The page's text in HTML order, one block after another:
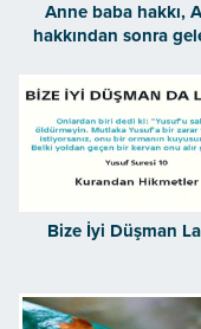
Anne baba hakkı,
hakkından sonra
Bize İyi Düşman